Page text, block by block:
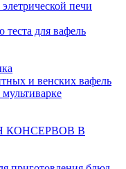
печи
теста для вафель
и венских вафель
КОНСЕРВОВ В